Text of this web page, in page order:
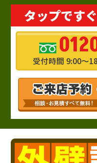
タップです
受付時間 9:00～